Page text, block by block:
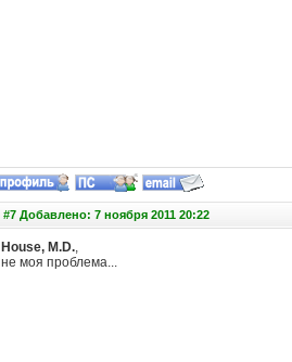
#7 Добавлено: 7 ноября 2011 20:22
House, M.D.,
не моя проблема...